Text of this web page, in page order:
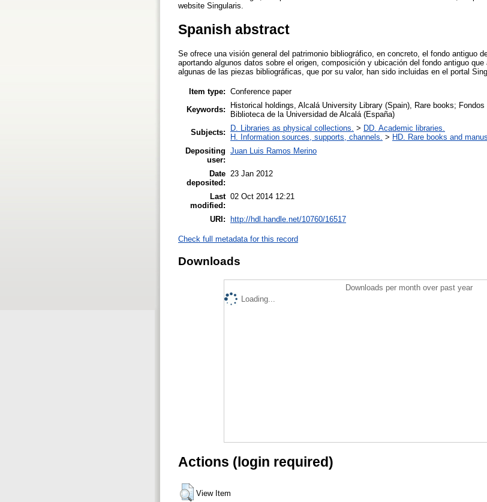
website Singularis.
Spanish abstract
Se ofrece una visión general del patrimonio bibliográfico, en concreto, el fondo antiguo
aportando algunos datos sobre el origen, composición y ubicación del fondo antiguo
algunas de las piezas bibliográficas, que por su valor, han sido incluidas en el portal
Item type: Conference paper
Keywords:
Historical holdings, Alcalá University Library (Spain), Rare books;
Biblioteca de la Universidad de Alcalá (España)
Subjects:
D. Libraries as physical collections. > DD. Academic libraries.
H. Information sources, supports, channels. > HD. Rare books and
Depositing
user:
Juan Luis Ramos Merino
Date
deposited:
23 Jan 2012
Last
modified:
02 Oct 2014 12:21
URI: http://hdl.handle.net/10760/16517
Check full metadata for this record
Downloads
Downloads per month over past year
Loading...
Actions (login required)
View Item